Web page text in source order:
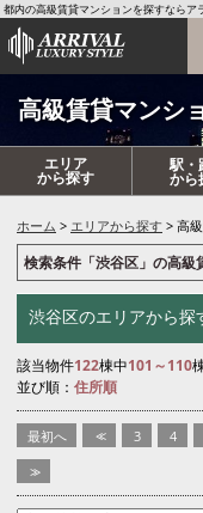
都内の高級賃貸マンションを探すなら
高級賃貸マンシ
エリア
から探す
駅・
から
ホーム エリアから探す 高
検索条件「渋谷区」の高級
渋谷区のエリアから探
該当物件122棟中101～110
並び順： 住所順
最初へ << 3 4
>>